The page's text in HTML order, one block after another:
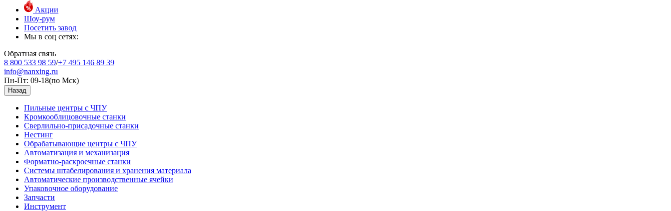
Акции
Шоу-рум
Посетить завод
Мы в соц сетях:
Обратная связь
8 800 533 98 59/+7 495 146 89 39
info@nanxing.ru
Пн-Пт: 09-18(по Мск)
Назад
Пильные центры с ЧПУ
Кромкооблицовочные станки
Сверлильно-присадочные станки
Нестинг
Обрабатывающие центры с ЧПУ
Автоматизация и механизация
Форматно-раскроечные станки
Системы штабелирования и хранения материала
Автоматические производственные ячейки
Упаковочное оборудование
Запчасти
Инструмент